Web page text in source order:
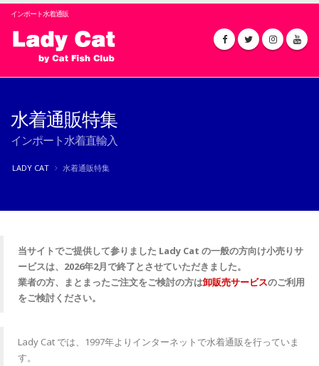
インポート水着通販
水着通販特集
インポート水着直輸入
LADY CAT 水着通販特集
当サイトでご提供して参りました Lady Cat の一般の方向け小売りサ
ービスは、2026年2月で終了とさせていただきました。
業者の方、まとまったご注文をご検討の方は卸販売サービスのご利用
をご検討ください。
Lady Cat では、1997年よりインターネットで水着通販を行っていま
す。